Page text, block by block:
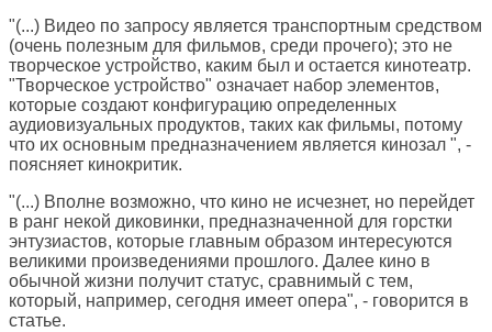
"(...) Видео по запросу является транспортным средством
(очень полезным для фильмов, среди прочего); это не
творческое устройство, каким был и остается кинотеатр.
"Творческое устройство" означает набор элементов,
которые создают конфигурацию определенных
аудиовизуальных продуктов, таких как фильмы, потому
что их основным предназначением является кинозал ", -
поясняет кинокритик.
"(...) Вполне возможно, что кино не исчезнет, но перейдет
в ранг некой диковинки, предназначенной для горстки
энтузиастов, которые главным образом интересуются
великими произведениями прошлого. Далее кино в
обычной жизни получит статус, сравнимый с тем,
который, например, сегодня имеет опера", - говорится в
статье.